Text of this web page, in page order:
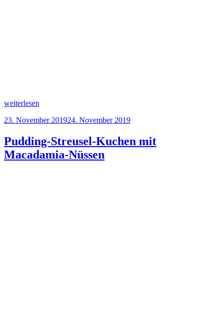
„Saftiger
für
Kaffeekränzchen“
weiterlesen
Veröffentlicht
23. November 201924. November 2019
Pudding-Streusel-Kuchen mit
Macadamia-Nüssen